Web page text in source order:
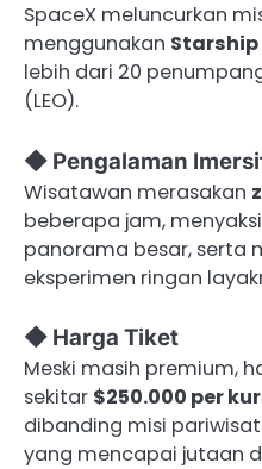
SpaceX meluncurkan
menggunakan Starship
lebih dari 20
(LEO).
◆ Pengalaman
Wisatawan merasakan
beberapa jam,
panorama besar, serta
eksperimen ringan
◆ Harga Tiket
Meski masih premium,
sekitar $250.000 per
dibanding misi
yang mencapai jutaan